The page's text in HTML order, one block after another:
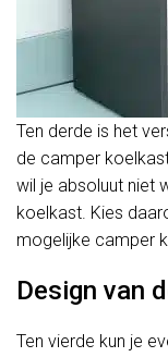
Ten derde is het
de camper
wil je absoluut niet
koelkast. Kies
mogelijke camper
Design van
Ten vierde kun je